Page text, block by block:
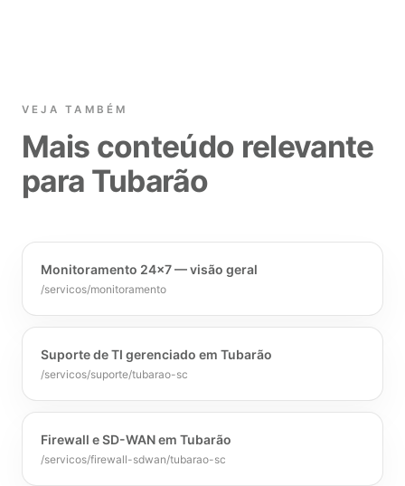
VEJA TAMBÉM
Mais conteúdo relevante
para Tubarão
Monitoramento 24x7 — visão geral
/servicos/monitoramento
Suporte de TI gerenciado em Tubarão
/servicos/suporte/tubarao-sc
Firewall e SD-WAN em Tubarão
/servicos/firewall-sdwan/tubarao-sc